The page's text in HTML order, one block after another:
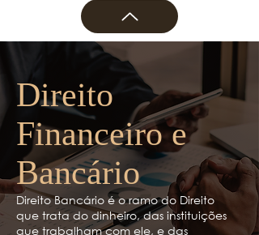
Direito
Financeiro e
Bancário
Direito Bancário é o ramo do Direito
que trata do dinheiro, das instituições
que trabalham com ele, e das